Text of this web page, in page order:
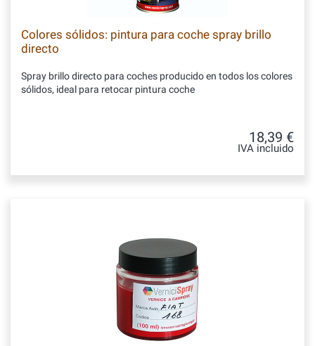
Colores sólidos: pintura para coche spray brillo
directo
Spray brillo directo para coches producido en todos los colores
sólidos, ideal para retocar pintura coche
18,39 €
IVA incluido